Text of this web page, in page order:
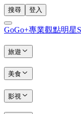
搜尋 登入
GoGo+專業觀點明星
旅遊
美食
影視